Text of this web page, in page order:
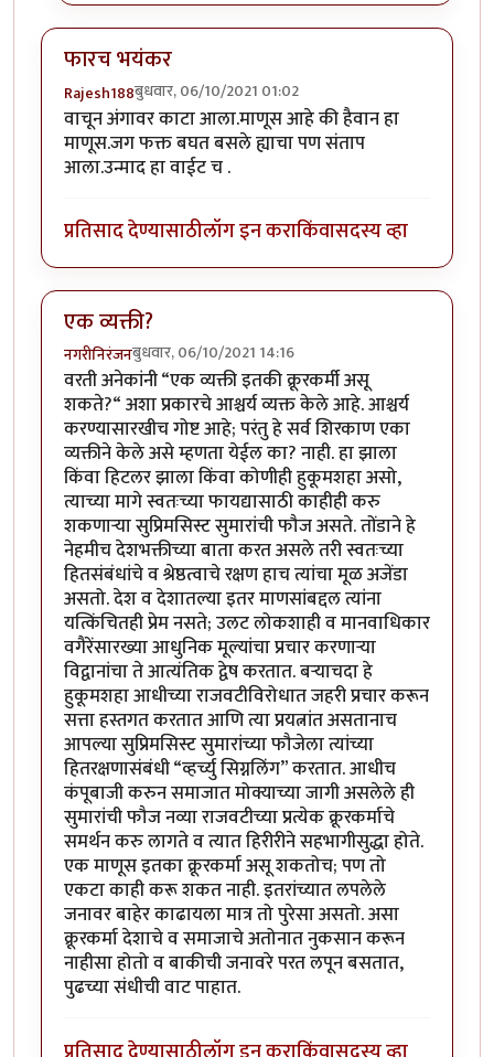
फारच भयंकर
Rajesh188बुधवार, 06/10/2021 01:02
वाचून अंगावर काटा आला.माणूस आहे की हैवान हा
माणूस.जग फक्त बघत बसले ह्याचा पण संताप
आला.उन्माद हा वाईट च .
प्रतिसाद देण्यासाठीलॉग इन कराकिंवासदस्य व्हा
एक व्यक्ती?
नगरीनिरंजनबुधवार, 06/10/2021 14:16
वरती अनेकांनी “एक व्यक्ती इतकी क्रूरकर्मी असू
शकते?“ अशा प्रकारचे आश्चर्य व्यक्त केले आहे. आश्चर्य
करण्यासारखीच गोष्ट आहे; परंतु हे सर्व शिरकाण एका
व्यक्तीने केले असे म्हणता येईल का? नाही. हा झाला
किंवा हिटलर झाला किंवा कोणीही हुकूमशहा असो,
त्याच्या मागे स्वतःच्या फायद्यासाठी काहीही करु
शकणार्‍या सुप्रिमसिस्ट सुमारांची फौज असते. तोंडाने हे
नेहमीच देशभक्तीच्या बाता करत असले तरी स्वतःच्या
हितसंबंधांचे व श्रेष्ठत्वाचे रक्षण हाच त्यांचा मूळ अजेंडा
असतो. देश व देशातल्या इतर माणसांबद्दल त्यांना
यत्किंचितही प्रेम नसते; उलट लोकशाही व मानवाधिकार
वगैरेंसारख्या आधुनिक मूल्यांचा प्रचार करणार्‍या
विद्वानांचा ते आत्यंतिक द्वेष करतात. बर्‍याचदा हे
हुकूमशहा आधीच्या राजवटीविरोधात जहरी प्रचार करून
सत्ता हस्तगत करतात आणि त्या प्रयत्नांत असतानाच
आपल्या सुप्रिमसिस्ट सुमारांच्या फौजेला त्यांच्या
हितरक्षणासंबंधी “व्हर्च्यु सिग्नलिंग” करतात. आधीच
कंपूबाजी करुन समाजात मोक्याच्या जागी असलेले ही
सुमारांची फौज नव्या राजवटीच्या प्रत्येक क्रूरकर्माचे
समर्थन करु लागते व त्यात हिरीरीने सहभागीसुद्धा होते.
एक माणूस इतका क्रूरकर्मा असू शकतोच; पण तो
एकटा काही करू शकत नाही. इतरांच्यात लपलेले
जनावर बाहेर काढायला मात्र तो पुरेसा असतो. असा
क्रूरकर्मा देशाचे व समाजाचे अतोनात नुकसान करून
नाहीसा होतो व बाकीची जनावरे परत लपून बसतात,
पुढच्या संधीची वाट पाहात.